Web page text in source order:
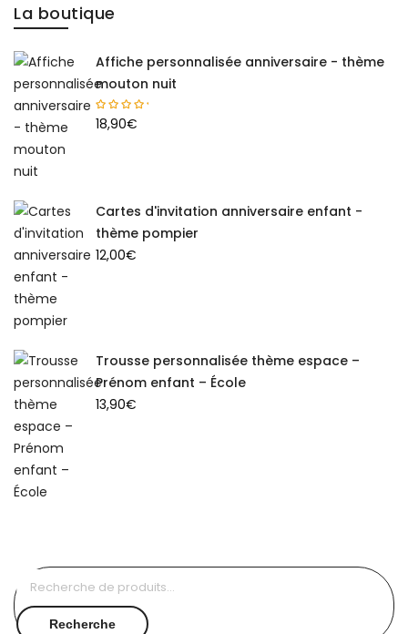
La boutique
Affiche personnalisée anniversaire - thème
mouton nuit
18,90€
Cartes d'invitation anniversaire enfant -
thème pompier
12,00€
Trousse personnalisée thème espace –
Prénom enfant – École
13,90€
Recherche